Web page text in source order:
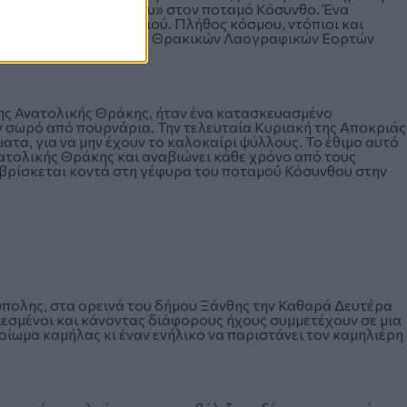
κάψιμο του Τζάρου» στον ποταμό Κόσυνθο. Ένα
του καρναβαλιού. Πλήθος κόσμου, ντόπιοι και
και των ετήσιων Θρακικών Λαογραφικών Εορτών
Ανατολικής Θράκης, ήταν ένα κατασκευασμένο
από πουρνάρια. Την τελευταία Κυριακή της Αποκριάς
για να μην έχουν το καλοκαίρι ψύλλους. Το έθιμο αυτό
Θράκης και αναβιώνει κάθε χρόνο από τους
κοντά στη γέφυρα του ποταμού Κόσυνθου στην
στα ορεινά του δήμου Ξάνθης την Καθαρά Δευτέρα
και κάνοντας διάφορους ήχους συμμετέχουν σε μια
καμήλας κι έναν ενήλικο να παριστάνει τον καμηλιέρη